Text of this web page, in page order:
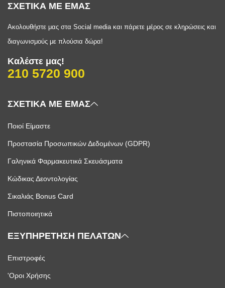
ΣΧΕΤΙΚΑ ΜΕ ΕΜΑΣ
Ακολουθήστε μας στα Social media και πάρετε μέρος σε κληρώσεις και
διαγωνισμούς με πλούσια δώρα!
Καλέστε μας!
210 5720 900
ΣΧΕΤΙΚΑ ΜΕ ΕΜΑΣ
Ποιοί Είμαστε
Προστασία Προσωπικών Δεδομένων (GDPR)
Γαληνικά Φαρμακευτικά Σκευάσματα
Κώδικας Δεοντολογίας
Σικαλιάς Bonus Card
Πιστοποιητικά
ΕΞΥΠΗΡΕΤΗΣΗ ΠΕΛΑΤΩΝ
Επιστροφές
'Οροι Χρήσης